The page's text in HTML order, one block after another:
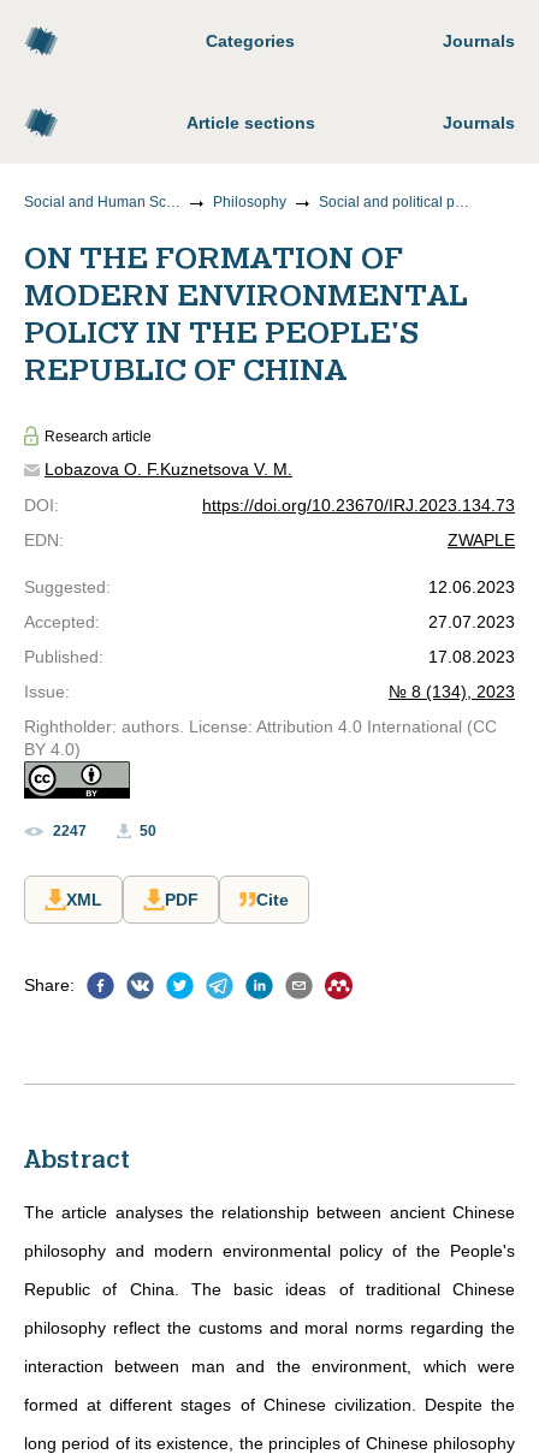
Categories Journals
Article sections Journals
Social and Human Sciences Philosophy Social and political philosophy
ON THE FORMATION OF
MODERN ENVIRONMENTAL
POLICY IN THE PEOPLE'S
REPUBLIC OF CHINA
Research article
Lobazova O. F. Kuznetsova V. M.
DOI:
https://doi.org/10.23670/IRJ.2023.134.73
EDN: ZWAPLE
Suggested:
12.06.2023
Accepted:
27.07.2023
Published:
17.08.2023
Issue:
№ 8 (134), 2023
Rightholder: authors. License: Attribution 4.0 International (CC
BY 4.0)
2247 50
XML PDF Cite
Share:
Abstract
The article analyses the relationship between ancient Chinese
philosophy and modern environmental policy of the People's
Republic of China. The basic ideas of traditional Chinese
philosophy reflect the customs and moral norms regarding the
interaction between man and the environment, which were
formed at different stages of Chinese civilization. Despite the
long period of its existence, the principles of Chinese philosophy